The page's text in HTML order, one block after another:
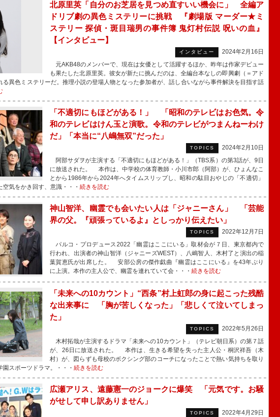
北原里英「自分のお芝居を見つめ直すいい機会に」 全編ア
ドリブ劇の異色ミステリーに挑戦 『劇場版 マーダー★ミ
ステリー 探偵・斑目瑞男の事件簿 鬼灯村伝説 呪いの血』
【インタビュー】
インタビュー
2024年2月16日
元AKB48のメンバーで、現在は女優として活躍するほか、昨年は作家デビュー
も果たした北原里英。彼女が新たに挑んだのは、全編台本なしの即興劇（＝アド
る異色ミステリーだ。推理小説の登場人物となった参加者が、話し合いながら事件解決を目指す話
「不適切にもほどがある！」 「昭和のテレビはお色気。令
和のテレビはけん玉と演歌。令和のテレビがつまんねーわけ
だ」「本当に“八嶋無双”だった」
TOPICS
2024年2月10日
阿部サダヲが主演する「不適切にもほどがある！」（TBS系）の第3話が、9日
に放送された。 本作は、中学校の体育教師・小川市郎（阿部）が、ひょんなこ
とから1986年から2024年へタイムスリップし、昭和の駄目おやじの「不適切」
気をかき回す、意識・・・ 続きを読む
神山智洋、幽霊でも会いたい人は「ジャニーさん」 「芸能
界の父。『頑張っているよ』としっかり伝えたい」
TOPICS
2022年12月7日
パルコ・プロデュース2022「幽霊はここにいる」取材会が７日、東京都内で
行われ、出演者の神山智洋（ジャニーズWEST）、八嶋智人、木村了と演出の稲
葉賀恵氏が出席した。 安部公房の傑作戯曲『幽霊はここにいる』を43年ぶり
に上演。本作の主人公で、幽霊を連れていて会・・・ 続きを読む
「未来への10カウント」“西条”村上虹郎の身に起こった残酷
な出来事に 「胸が苦しくなった」「悲しくて泣いてしまっ
た」
TOPICS
2022年5月26日
木村拓哉が主演するドラマ「未来への10カウント」（テレビ朝日系）の第７話
が、26日に放送された。 本作は、生きる希望を失った主人公・桐沢祥吾（木
村）が、図らずも母校のボクシング部のコーチになったことで熱い気持ちを取り
スポーツドラマ。・・・ 続きを読む
広瀬アリス、遠藤憲一のジョークに爆笑 「元気です。お騒
がせして申し訳ありません」
TOPICS
2022年4月29日